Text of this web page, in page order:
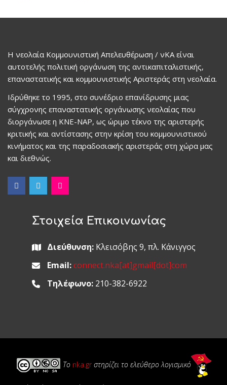
Η νεολαία Κομμουνιστική Απελευθέρωση / νΚΑ είναι
αυτοτελής πολιτική οργάνωση της αντικαπιταλιστικής,
επαναστατικής και κομμουνιστικής Αριστεράς στη νεολαία.
Ιδρύθηκε το 1995, στο συνέδριο επανίδρυσης μιας
σύγχρονης επαναστατικής οργάνωσης νεολαίας που
διοργάνωσε η ΚΝΕ-ΝΑΡ, ως ώριμο τέκνο της αριστερής
κριτικής και αντίστασης στην κρίση του κομμουνιστικού
κινήματος και της παραδοσιακής αριστεράς στη χώρα μας
και διεθνώς.
Στοιχεία Επικοινωνίας
Διεύθυνση:Κλεισόβης 9, πλ. Κάνιγγος
Email: connect.nka[at]gmail[dot]com
Τηλέφωνο:210-382-6922
Το nka.gr στηρίζει το ελεύθερο λογισμικό